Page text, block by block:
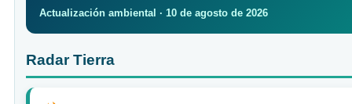
Actualización ambiental · 10 de agosto de 2026
Radar Tierra